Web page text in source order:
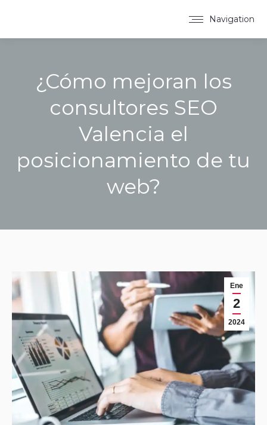
Navigation
¿Cómo mejoran los
consultores SEO
Valencia el
posicionamiento de tu
web?
Ene
2
2024